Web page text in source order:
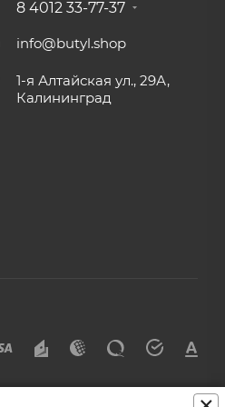
8 4012 33-77-37
info@butyl.shop
1-я Алтайская ул., 29А,
Калининград